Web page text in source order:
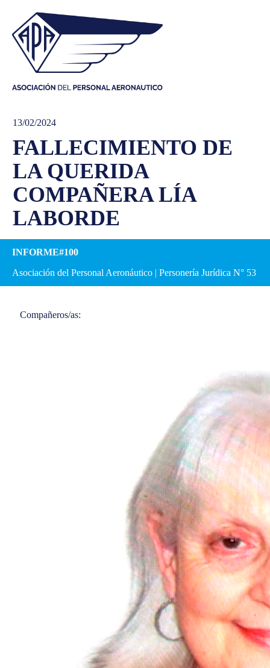
13/02/2024
FALLECIMIENTO DE
LA QUERIDA
COMPAÑERA LÍA
LABORDE
INFORME#100
Asociación del Personal Aeronáutico | Personería Jurídica N° 53
Compañeros/as: